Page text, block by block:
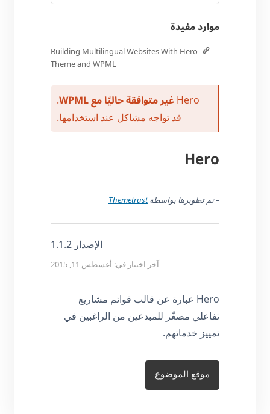
موارد مفيدة
Building Multilingual Websites With Hero
Theme and WPML
Hero غير متوافقة حاليًا مع WPML
.
قد تواجه مشاكل عند استخدامها.
Hero
– تم تطويرها بواسطةThemetrust
الإصدار 1.1.2
آخر اختبار في: أغسطس 11, 2015
Hero عبارة عن قالب قوائم مشاريع
تفاعلي مصغّر للمبدعين من الراغبين في
تمييز خدماتهم.
موقع الموضوع